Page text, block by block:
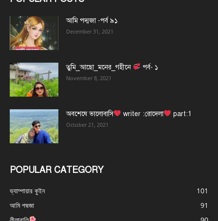
আমি পদ্মজা -পর্ব ৯১
December 31, 2021
তুমি_আছো_মনের_গহীনে পর্ব- ১
November 8, 2021
অবশেষে ভালোবাসি writer :রোদেলা part:1
October 21, 2021
POPULAR CATEGORY
ভ্যাম্পায়ার কুইন
101
আমি পদ্মজা
91